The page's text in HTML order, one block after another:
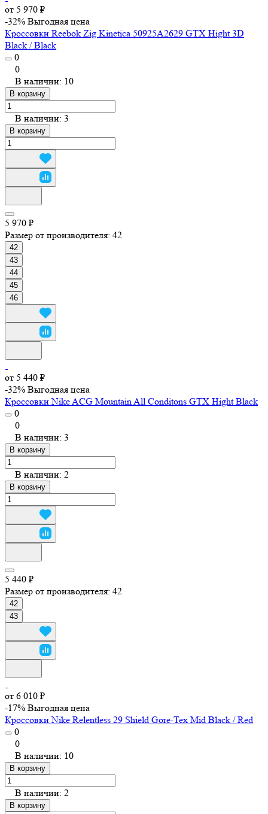
от 5 970 ₽
-32% Выгодная цена
Кроссовки Reebok Zig Kinetica 50925A2629 GTX Hight 3D
Black / Black
0
0
В наличии: 10
В корзину
В наличии: 3
В корзину
5 970 ₽
Размер от производителя: 42
42
43
44
45
46
от 5 440 ₽
-32% Выгодная цена
Кроссовки Nike ACG Mountain All Conditons GTX Hight Black
0
0
В наличии: 3
В корзину
В наличии: 2
В корзину
5 440 ₽
Размер от производителя: 42
42
43
от 6 010 ₽
-17% Выгодная цена
Кроссовки Nike Relentless 29 Shield Gore-Tex Mid Black / Red
0
0
В наличии: 10
В корзину
В наличии: 2
В корзину